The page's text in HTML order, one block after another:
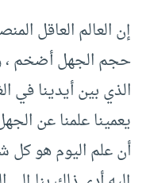
إن العالم العاقل
حجم الجهل أضخم ،
الذي بين أيدينا في
يعمينا علمنا عن
أن علم اليوم هو كل